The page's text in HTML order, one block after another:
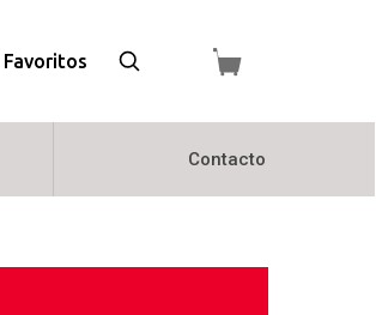
Favoritos
Contacto